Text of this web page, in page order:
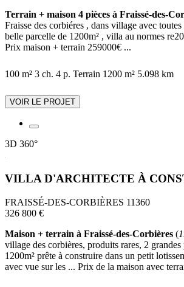
Terrain + maison 4 pièces à Fraissé-des-
Fraisse des corbiéres , dans village avec
belle parcelle de 1200m² , villa au normes
Prix maison + terrain 259000€ ...
100 m² 3 ch. 4 p. Terrain 1200 m² 5.098 km
VOIR LE PROJET
3D 360°
VILLA D'ARCHITECTE À
FRAISSÉ-DES-CORBIÈRES 11360
326 800 €
Maison + terrain à Fraissé-des-Corbières (
village des corbières, produits rares, 2 grandes
1200m² prête à construire dans un petit
avec vue sur les ... Prix de la maison avec